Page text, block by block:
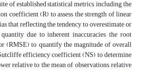
of established statistical metrics, including the
coefficient (R) to assess the strength of linear
that reflecting the tendency to overestimate or
due to inherent inaccuracies, the root
(RMSE) to quantify the magnitude of overall
efficiency coefficient (NS) to determine
relative to the mean of observations, relative